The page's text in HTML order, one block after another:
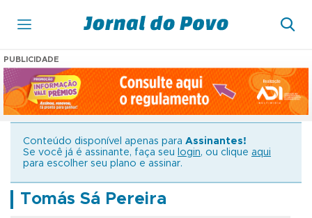
PUBLICIDADE
Conteúdo disponível apenas para Assinantes!
Se você já é assinante, faça seu
login, ou clique aqui
para escolher seu plano e assinar.
Tomás Sá Pereira